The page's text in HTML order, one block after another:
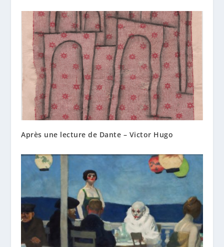
Après une lecture de Dante – Victor Hugo